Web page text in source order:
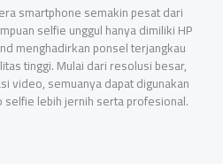
smartphone semakin pesat dari
selfie unggul hanya dimiliki HP
menghadirkan ponsel terjangkau
tinggi. Mulai dari resolusi besar,
video, semuanya dapat digunakan
lebih jernih serta profesional.